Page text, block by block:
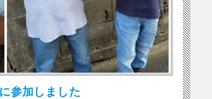
参加しました